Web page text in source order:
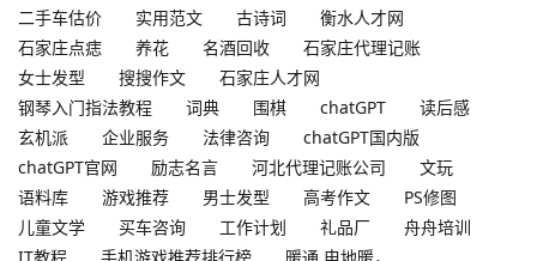
二手车估价
实用范文 古诗词
衡水人才网
石家庄点痣
养花 名酒回收
石家庄代理记账
女士发型
搜搜作文
石家庄人才网
钢琴入门指法教程
词典 围棋 chatGPT
读后感
玄机派
企业服务 法律咨询
chatGPT国内版
chatGPT官网
励志名言 河北代理记账公司
文玩
语料库
游戏推荐 男士发型 高考作文
PS修图
儿童文学
买车咨询 工作计划 礼品厂
舟舟培训
IT教程
手机游戏推荐排行榜
暖通,电地暖，